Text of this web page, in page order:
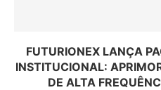
FUTURIONEX LANÇA
INSTITUCIONAL:
DE ALTA